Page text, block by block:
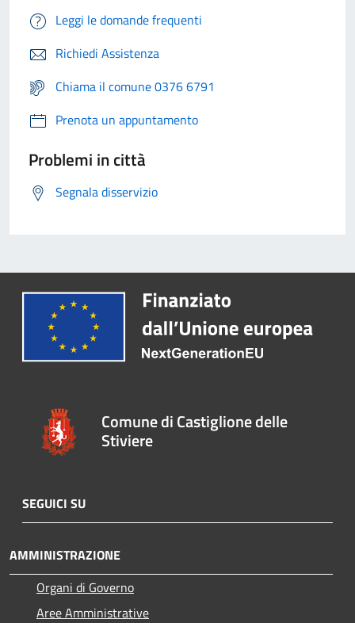
Leggi le domande frequenti
Richiedi Assistenza
Chiama il comune 0376 6791
Prenota un appuntamento
Problemi in città
Segnala disservizio
Comune di Castiglione delle
Stiviere
SEGUICI SU
AMMINISTRAZIONE
Organi di Governo
Aree Amministrative